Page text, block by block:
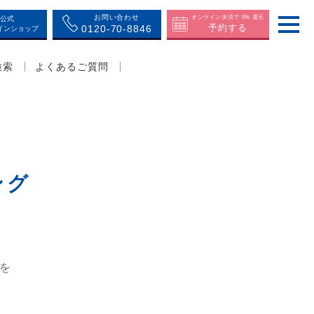
公式
ンショップ
お問い合わせ
0120-70-8846
オンライン決済で 5% 還元
予約する
索 よくあるご質問
グ